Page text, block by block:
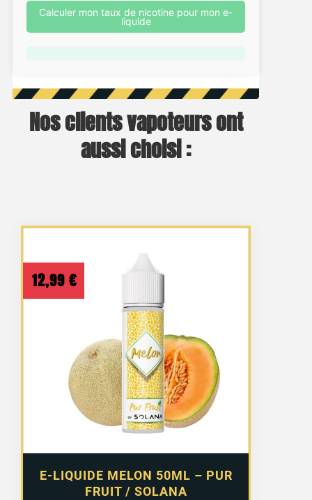
Calculer mon taux de nicotine pour mon e-
liquide
Nos clients vapoteurs ont
aussi choisi :
E-LIQUIDE MELON 50ML – PUR
FRUIT / SOLANA
12,99 €